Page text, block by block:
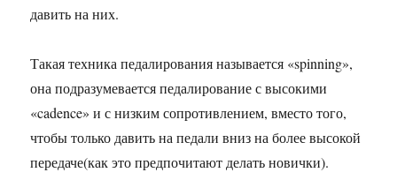
давить на них.
Такая техника педалирования называется «spinning»,
она подразумевается педалирование с высокими
«cadence» и с низким сопротивлением, вместо того,
чтобы только давить на педали вниз на более высокой
передаче(как это предпочитают делать новички).